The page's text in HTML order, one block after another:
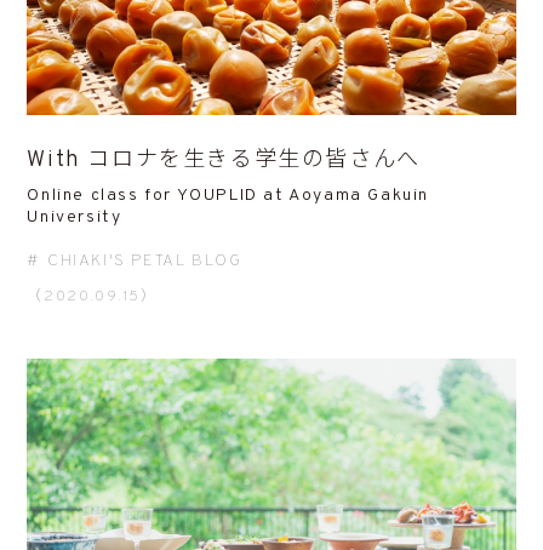
With コロナを生きる学生の皆さんへ
Online class for YOUPLID at Aoyama Gakuin
University
CHIAKI'S PETAL BLOG
（2020.09.15）